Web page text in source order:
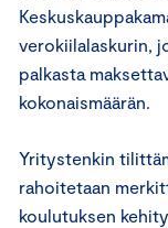
verokiilalaskurin,
palkasta
kokonaismäärän.
Yritystenkin
rahoitetaan
koulutuksen